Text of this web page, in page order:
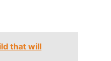
that will